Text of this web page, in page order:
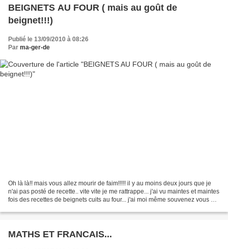
BEIGNETS AU FOUR ( mais au goût de
beignet!!!)
Publié le 13/09/2010 à 08:26
Par ma-ger-de
Oh là là!! mais vous allez mourir de faim!!!!! il y au moins deux jours que je
n'ai pas posté de recette.. vite vite je me rattrappe... j'ai vu maintes et maintes
fois des recettes de beignets cuits au four... j'ai moi même souvenez vous un
MATHS ET FRANCAIS...